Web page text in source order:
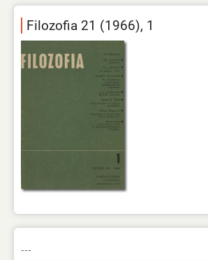
Filozofia 21 (1966), 1
---